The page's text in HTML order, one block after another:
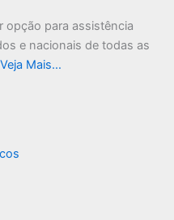
opção para assistência
e nacionais de todas as
Veja Mais…